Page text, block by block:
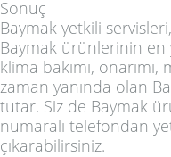
Sonuç
Baymak yetkili
Baymak ürünlerinin en
klima bakımı,
zaman yanında olan
tutar. Siz de Baymak
numaralı telefondan
çıkarabilirsiniz.